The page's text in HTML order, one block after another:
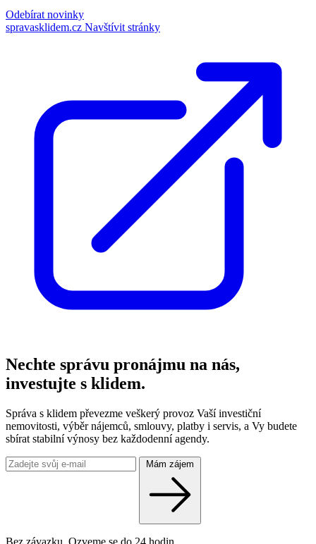
Odebírat novinky
spravasklidem.cz Navštívit stránky
Nechte správu pronájmu na nás,
investujte s klidem.
Správa s klidem převezme veškerý provoz Vaší investiční
nemovitosti, výběr nájemců, smlouvy, platby i servis, a Vy budete
sbírat stabilní výnosy bez každodenní agendy.
Mám zájem
Bez závazku. Ozveme se do 24 hodin.